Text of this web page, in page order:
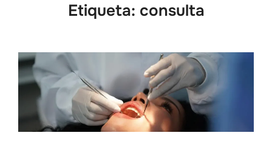
Etiqueta: consulta